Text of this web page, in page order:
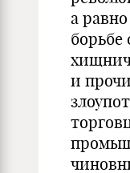
а
борьбе
и